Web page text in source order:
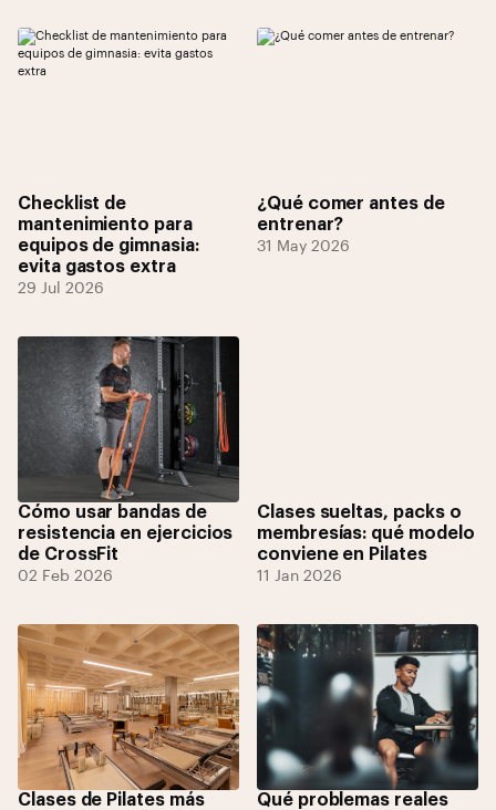
Checklist de
mantenimiento para
equipos de gimnasia:
evita gastos extra
29 Jul 2026
¿Qué comer antes de
entrenar?
31 May 2026
Cómo usar bandas de
resistencia en ejercicios
de CrossFit
02 Feb 2026
Clases sueltas, packs o
membresías: qué modelo
conviene en Pilates
11 Jan 2026
Clases de Pilates más
Qué problemas reales